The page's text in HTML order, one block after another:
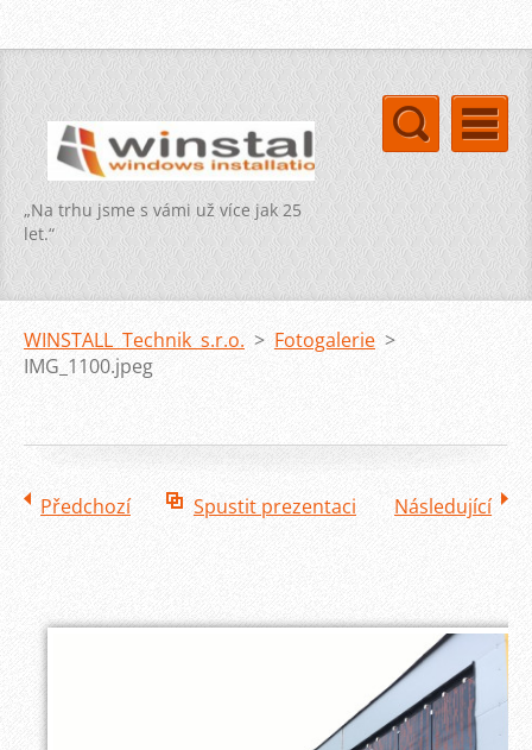
„Na trhu jsme s vámi už více jak 25
let.“
WINSTALL Technik s.r.o. > Fotogalerie >
IMG_1100.jpeg
Předchozí Spustit prezentaci Následující